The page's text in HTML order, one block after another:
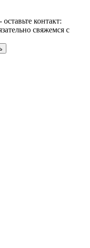
контакт:
свяжемся с